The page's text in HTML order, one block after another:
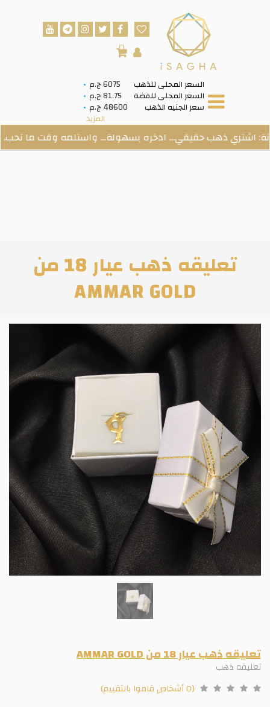
السعر المحلى للذهب 6075 ج.م
السعر المحلى للفضة 81.75 ج.م
سعر الجنيه الذهب 48600 ج.م
المزيد
0
ذهب حقيقي… ادخره بسهولة… واستلمه وقت ما تحب.
تعليقه ذهب عيار 18 من
AMMAR GOLD
تعليقه ذهب عيار 18 من AMMAR GOLD
تعليقه ذهب
(0 أشخاص قاموا بالتقييم)